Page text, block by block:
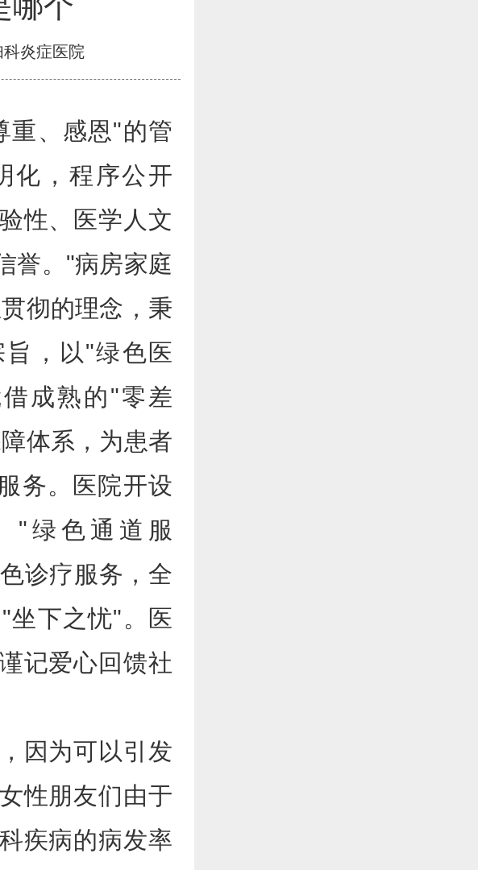
炎症医院
重、感恩"的管
化，程序公开
性、医学人文
誉。"病房家庭
彻的理念，秉
，以"绿色医
成熟的"零差
体系，为患者
务。医院开设
"绿色通道服
诊疗服务，全
坐下之忧"。医
记爱心回馈社
因为可以引发
性朋友们由于
疾病的病发率